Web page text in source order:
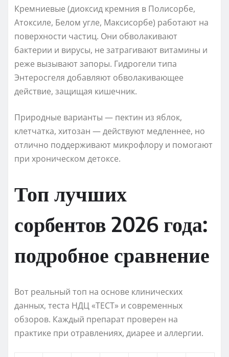
Кремниевые (диоксид кремния в Полисорбе,
Атоксиле, Белом угле, Максисорбе) работают на
поверхности частиц. Они обволакивают
бактерии и вирусы, не затрагивают витамины и
реже вызывают запоры. Гидрогели типа
Энтеросгеля добавляют обволакивающее
действие, защищая кишечник.
Природные варианты — пектин из яблок,
клетчатка, хитозан — действуют медленнее, но
отлично поддерживают микрофлору и помогают
при хроническом детоксе.
Топ лучших
сорбентов 2026 года:
подробное сравнение
Вот реальный топ на основе клинических
данных, теста НДЦ «ТЕСТ» и современных
обзоров. Каждый препарат проверен на
практике при отравлениях, диарее и аллергии.